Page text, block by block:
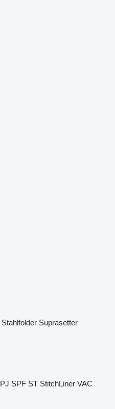
Stahlfolder Suprasetter
PJ SPF ST StitchLiner VAC